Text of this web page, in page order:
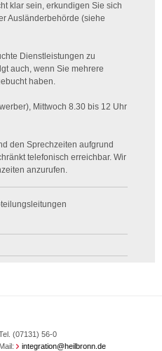
klar sein, erkundigen Sie sich
Ausländerbehörde (siehe
Dienstleistungen zu
auch, wenn Sie mehrere
haben.
Mittwoch 8.30 bis 12 Uhr
den Sprechzeiten aufgrund
telefonisch erreichbar. Wir
anzurufen.
(07131) 56-0
Mail:
integration@heilbronn.de